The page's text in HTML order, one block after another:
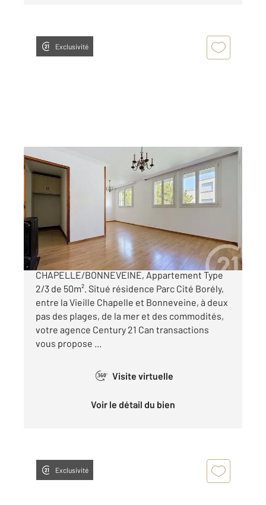
Exclusivité
MARSEILLE 13008
50 m2 , 3 pièces
Ref : 30017
Appartement T2 à vendre
205 000 €
Marseille 8ème VIEILLE-
CHAPELLE/BONNEVEINE, Appartement Type
2/3 de 50m². Situé résidence Parc Cité Borély,
entre la Vieille Chapelle et Bonneveine, à deux
pas des plages, de la mer et des commodités,
votre agence Century 21 Can transactions
vous propose ...
360° Visite virtuelle
Voir le détail du bien
Exclusivité